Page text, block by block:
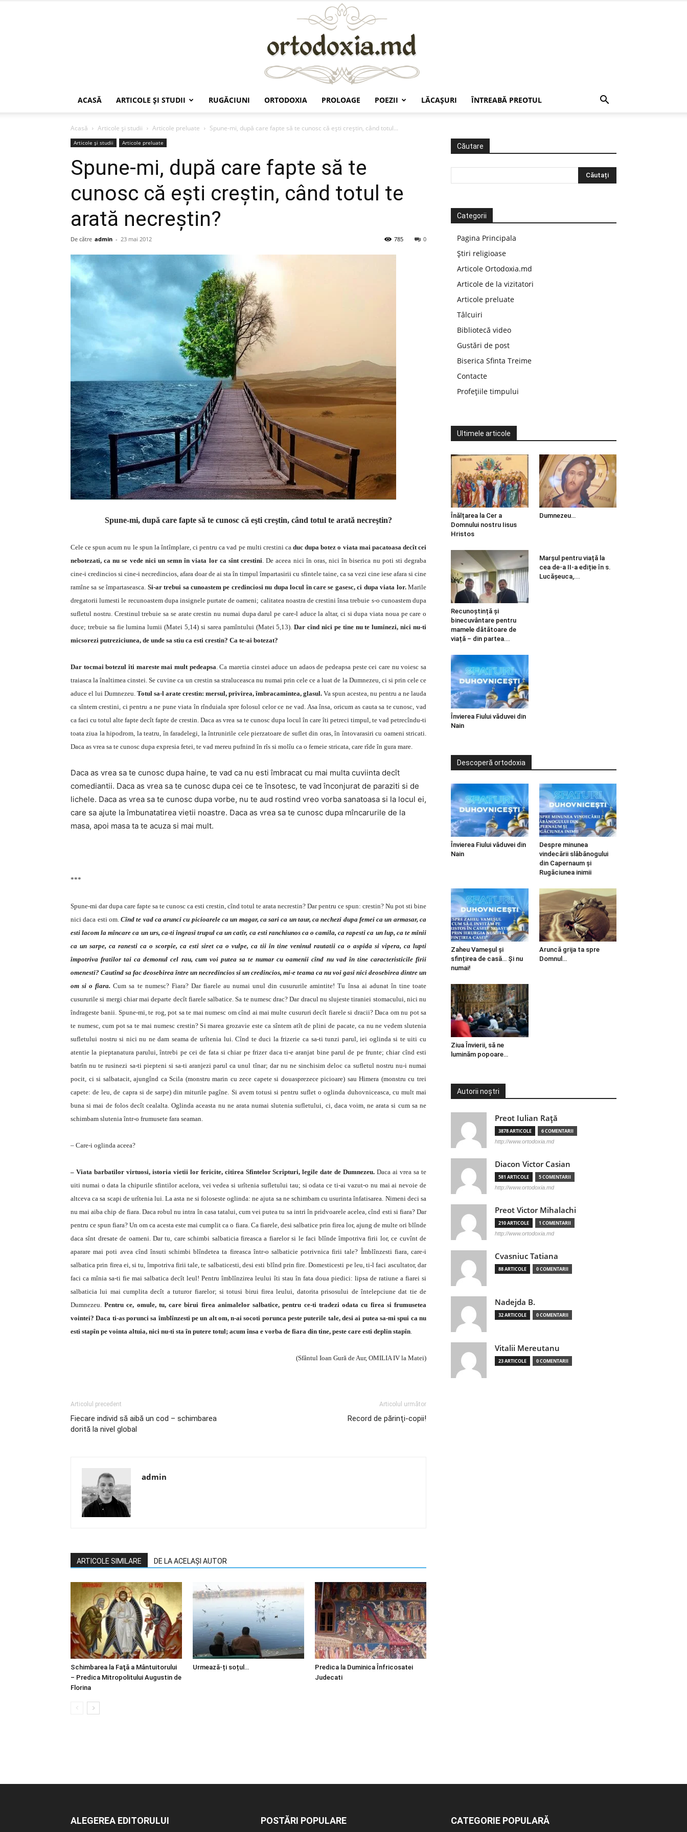
ACASĂ ARTICOLE ŞI STUDII RUGĂCIUNI ORTODOXIA PROLOAGE POEZII LĂCAŞURI ÎNTREABĂ PREOTUL
Acasă Articole şi studii Articole preluate Spune-mi, după care fapte să te cunosc că eşti creştin, când totul...
Articole şi studii Articole preluate
Spune-mi, după care fapte să te
cunosc că eşti creştin, când totul te
arată necreştin?
De către admin - 23 mai 2012 0
785
Spune-mi, după care fapte să te cunosc că eşti creştin, când totul te arată necreştin?
Cele ce spun acum nu le spun la întîmplare, ci pentru ca vad pe multi crestini caduc dupa botez o viata mai pacatoasa decît cei
nebotezati, ca nu se vede nici un semn în viata lor ca sînt crestini. De aceea nici în oras, nici în biserica nu poti sti degraba
cine-i credincios si cine-i necredincios, afara doar de ai sta în timpul împartasirii cu sfintele taine, ca sa vezi cine iese afara si cine
ramîne sa se împartaseasca. Si-ar trebui sa cunoastem pe credinciosi nu dupa locul în care se gasesc, ci dupa viata lor.Marile
dregatorii lumesti le recunoastem dupa insignele purtate de oameni; calitatea noastra de crestini însa trebuie s-o cunoastem dupa
sufletul nostru. Crestinul trebuie sa se arate crestin nu numai dupa darul pe care-l aduce la altar, ci si dupa viata noua pe care o
duce; trebuie sa fie lumina lumii (Matei 5,14) si sarea pamîntului (Matei 5,13).Dar cînd nici pe tine nu te luminezi, nici nu-ti
micsorezi putreziciunea, de unde sa stiu ca esti crestin? Ca te-ai botezat?
Dar tocmai botezul îti mareste mai mult pedeapsa. Ca maretia cinstei aduce un adaos de pedeapsa peste cei care nu voiesc sa
traiasca la înaltimea cinstei. Se cuvine ca un crestin sa straluceasca nu numai prin cele ce a luat de la Dumnezeu, ci si prin cele ce
aduce el lui Dumnezeu. Totul sa-l arate crestin: mersul, privirea, îmbracamintea, glasul. Va spun acestea, nu pentru a ne lauda
ca sîntem crestini, ci pentru a ne pune viata în rînduiala spre folosul celor ce ne vad. Asa însa, oricum as cauta sa te cunosc, vad
ca faci cu totul alte fapte decît fapte de crestin. Daca as vrea sa te cunosc dupa locul în care îti petreci timpul, te vad petrecîndu-ti
toata ziua la hipodrom, la teatru, în faradelegi, la întrunirile cele pierzatoare de suflet din oras, în întovarasiri cu oameni stricati.
Daca as vrea sa te cunosc dupa expresia fetei, te vad mereu pufnind în rîs si molîu ca o femeie stricata, care rîde în gura mare.
Daca as vrea sa te cunosc dupa haine, te vad ca nu esti îmbracat cu mai multa cuviinta decît
comediantii. Daca as vrea sa te cunosc dupa cei ce te însotesc, te vad înconjurat de paraziti si de
lichele. Daca as vrea sa te cunosc dupa vorbe, nu te aud rostind vreo vorba sanatoasa si la locul ei,
care sa ajute la îmbunatatirea vietii noastre. Daca as vrea sa te cunosc dupa mîncarurile de la
masa, apoi masa ta te acuza si mai mult.
***
Spune-mi dar dupa care fapte sa te cunosc ca esti crestin, cînd totul te arata necrestin? Dar pentru ce spun: crestin? Nu pot sti bine
nici daca esti om.Cînd te vad ca arunci cu picioarele ca un magar, ca sari ca un taur, ca nechezi dupa femei ca un armasar, ca
esti lacom la mîncare ca un urs, ca-ti îngrasi trupul ca un catîr, ca esti ranchiunos ca o camila, ca rapesti ca un lup, ca te mînii
ca un sarpe, ca ranesti ca o scorpie, ca esti siret ca o vulpe, ca tii în tine veninul rautatii ca o aspida si vipera, ca lupti
împotriva fratilor tai ca demonul cel rau, cum voi putea sa te numar cu oamenii cînd nu vad în tine caracteristicile firii
omenesti? Cautînd sa fac deosebirea între un necredincios si un credincios, mi-e teama ca nu voi gasi nici deosebirea dintre un
om si o fiara. Cum sa te numesc? Fiara? Dar fiarele au numai unul din cusururile amintite! Tu însa ai adunat în tine toate
cusururile si mergi chiar mai departe decît fiarele salbatice. Sa te numesc drac? Dar dracul nu slujeste tiraniei stomacului, nici nu
îndrageste banii. Spune-mi, te rog, pot sa te mai numesc om cînd ai mai multe cusururi decît fiarele si dracii? Daca om nu pot sa
te numesc, cum pot sa te mai numesc crestin? Si marea grozavie este ca sîntem atît de plini de pacate, ca nu ne vedem slutenia
sufletului nostru si nici nu ne dam seama de urîtenia lui. Cînd te duci la frizerie ca sa-ti tunzi parul, iei oglinda si te uiti cu
atentie la pieptanatura parului, întrebi pe cei de fata si chiar pe frizer daca ti-e aranjat bine parul de pe frunte; chiar cînd esti
batrîn nu te rusinezi sa-ti piepteni si sa-ti aranjezi parul ca unul tînar; dar nu ne sinchisim deloc ca sufletul nostru nu-i numai
pocit, ci si salbatacit, ajungînd ca Scila (monstru marin cu zece capete si douasprezece picioare) sau Himera (monstru cu trei
capete: de leu, de capra si de sarpe) din miturile pagîne. Si avem totusi si pentru suflet o oglinda duhovniceasca, cu mult mai
buna si mai de folos decît cealalta. Oglinda aceasta nu ne arata numai slutenia sufletului, ci, daca voim, ne arata si cum sa ne
schimbam slutenia într-o frumusete fara seaman.
– Care-i oglinda aceea?
– Viata barbatilor virtuosi, istoria vietii lor fericite, citirea Sfintelor Scripturi, legile date de Dumnezeu.Daca ai vrea sa te
uiti numai o data la chipurile sfintilor acelora, vei vedea si urîtenia sufletului tau; si odata ce ti-ai vazut-o nu mai ai nevoie de
altceva ca sa scapi de urîtenia lui. La asta ne si foloseste oglinda: ne ajuta sa ne schimbam cu usurinta înfatisarea. Nimeni deci sa
nu mai aiba chip de fiara. Daca robul nu intra în casa tatalui, cum vei putea tu sa intri în pridvoarele acelea, cînd esti si fiara? Dar
pentru ce spun fiara? Un om ca acesta este mai cumplit ca o fiara. Ca fiarele, desi salbatice prin firea lor, ajung de multe ori blînde
daca sînt dresate de oameni. Dar tu, care schimbi salbaticia fireasca a fiarelor si le faci blînde împotriva firii lor, ce cuvînt de
aparare mai poti avea cînd însuti schimbi blîndetea ta fireasca într-o salbaticie potrivnica firii tale? Îmblînzesti fiara, care-i
salbatica prin firea ei, si tu, împotriva firii tale, te salbaticesti, desi esti blînd prin fire. Domesticesti pe leu, ti-l faci ascultator, dar
faci ca mînia sa-ti fie mai salbatica decît leul! Pentru îmblînzirea leului îti stau în fata doua piedici: lipsa de ratiune a fiarei si
salbaticia lui mai cumplita decît a tuturor fiarelor; si totusi birui firea leului, datorita prisosului de întelepciune dat tie de
Dumnezeu.Pentru ce, omule, tu, care birui firea animalelor salbatice, pentru ce-ti tradezi odata cu firea si frumusetea
vointei? Daca ti-as porunci sa îmblînzesti pe un alt om, n-ai socoti porunca peste puterile tale, desi ai putea sa-mi spui ca nu
esti stapîn pe vointa altuia, nici nu-ti sta în putere totul; acum însa e vorba de fiara din tine, peste care esti deplin stapîn.
(Sfântul Ioan Gură de Aur, OMILIA IV la Matei)
Articolul precedent
Fiecare individ să aibă un cod – schimbarea
dorită la nivel global
Articolul următor
Record de părinţi-copii!
admin
ARTICOLE SIMILARE DE LA ACELAȘI AUTOR
Schimbarea la Faţă a Mântuitorului
– Predica Mitropolitului Augustin de
Florina
Urmează-ți soțul…
Predica la Duminica Înfricosatei
Judecati
Căutare
Categorii
Pagina Principala
Știri religioase
Articole Ortodoxia.md
Articole de la vizitatori
Articole preluate
Tâlcuiri
Bibliotecă video
Gustări de post
Biserica Sfinta Treime
Contacte
Profețiile timpului
Ultimele articole
Înălțarea la Cer a
Domnului nostru Iisus
Hristos
Dumnezeu…
Recunoștință și
binecuvântare pentru
mamele dătătoare de
viață – din partea...
Marșul pentru viață la
cea de-a II-a ediție în s.
Lucășeuca,...
Învierea Fiului văduvei din
Nain
Descoperă ortodoxia
Învierea Fiului văduvei din
Nain
Despre minunea
vindecării slăbănogului
din Capernaum și
Rugăciunea inimii
Zaheu Vameșul și
sfințirea de casă… Și nu
numai!
Aruncă grija ta spre
Domnul…
Ziua Învierii, să ne
luminăm popoare…
Autorii noștri
Preot Iulian Raţă
3878 ARTICOLE 6 COMENTARII
http://www.ortodoxia.md
Diacon Victor Casian
581 ARTICOLE 5 COMENTARII
http://www.ortodoxia.md
Preot Victor Mihalachi
210 ARTICOLE 1 COMENTARII
http://www.ortodoxia.md
Cvasniuc Tatiana
88 ARTICOLE 0 COMENTARII
Nadejda B.
32 ARTICOLE 0 COMENTARII
Vitalii Mereutanu
23 ARTICOLE 0 COMENTARII
ALEGEREA EDITORULUI POSTĂRI POPULARE CATEGORIE POPULARĂ